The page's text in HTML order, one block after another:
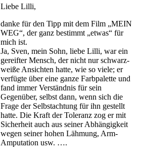
Liebe Lilli,
danke für den Tipp mit dem Film „MEIN
WEG“, der ganz bestimmt „etwas“ für
mich ist.
Ja, Sven, mein Sohn, liebe Lilli, war ein
gereifter Mensch, der nicht nur schwarz-
weiße Ansichten hatte, wie so viele; er
verfügte über eine ganze Farbpalette und
fand immer Verständnis für sein
Gegenüber, selbst dann, wenn sich die
Frage der Selbstachtung für ihn gestellt
hatte. Die Kraft der Toleranz zog er mit
Sicherheit auch aus seiner Abhängigkeit
wegen seiner hohen Lähmung, Arm-
Amputation usw. ….